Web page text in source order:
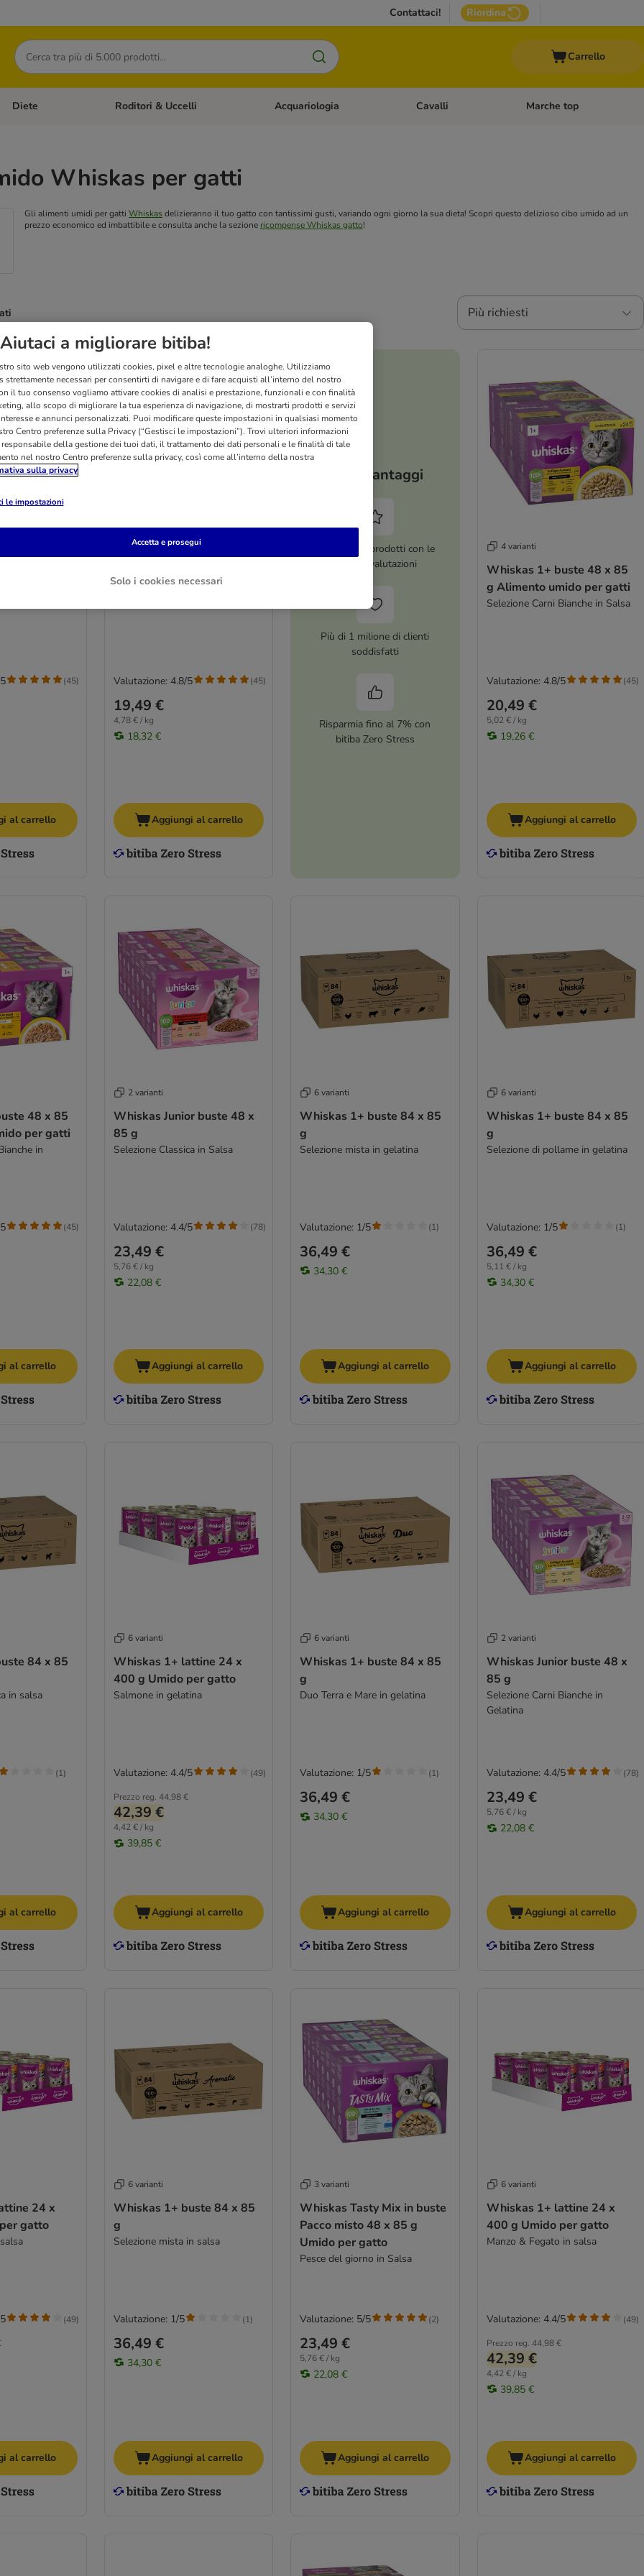
Contattaci! Riordina
Cerca
Carrello
Apri Menù Categoria: Cani
Diete Apri Menù Categoria: Diete
Roditori & Uccelli Apri Menù Categoria: Roditori & Uccelli
Acquariologia Apri Menù Categoria: Acquariologia
Cavalli Apri Menù Categoria: Cavalli
Marche top
Whiskas per gatti
Gli alimenti umidi per gatti Whiskas delizieranno il tuo gatto con tantissimi gusti, variando ogni giorno la sua dieta! Scopri questo delizioso cibo umido ad un
prezzo economico ed imbattibile e consulta anche la sezione ricompense Whiskas gatto!
Più richiesti
48 x 85
per gatti
Gelatina
(45)
al carrello
4 varianti
g Alimento umido per gatti
19,49 €
4,78 € / kg
18,32 €
Valutazione: 4.8/5 (45)
Aggiungi al carrello
I tuoi vantaggi
Oltre 8.000 prodotti con le
migliori valutazioni
Più di 1 milione di clienti
soddisfatti
Risparmia fino al 7% con
bitiba Zero Stress
4 varianti
Whiskas 1+ buste 48 x 85
g Alimento umido per gatti
Selezione Carni Bianche in Salsa
20,49 €
5,02 € / kg
19,26 €
Valutazione: 4.8/5 (45)
Aggiungi al carrello
48 x 85
per gatti
in
(45)
al carrello
2 varianti
Whiskas Junior buste 48 x
85 g
Selezione Classica in Salsa
23,49 €
5,76 € / kg
22,08 €
Valutazione: 4.4/5 (78)
Aggiungi al carrello
6 varianti
Whiskas 1+ buste 84 x 85
g
Selezione mista in gelatina
36,49 €
34,30 €
Valutazione: 1/5 (1)
Aggiungi al carrello
6 varianti
Whiskas 1+ buste 84 x 85
g
Selezione di pollame in gelatina
36,49 €
5,11 € / kg
34,30 €
Valutazione: 1/5 (1)
Aggiungi al carrello
84 x 85
in salsa
(1)
al carrello
6 varianti
Whiskas 1+ lattine 24 x
400 g Umido per gatto
Salmone in gelatina
Prezzo reg. 44,98 €
42,39 €
4,42 € / kg
39,85 €
Valutazione: 4.4/5 (49)
Aggiungi al carrello
6 varianti
Whiskas 1+ buste 84 x 85
g
Duo Terra e Mare in gelatina
36,49 €
34,30 €
Valutazione: 1/5 (1)
Aggiungi al carrello
2 varianti
Whiskas Junior buste 48 x
85 g
Selezione Carni Bianche in
Gelatina
23,49 €
5,76 € / kg
22,08 €
Valutazione: 4.4/5 (78)
Aggiungi al carrello
24 x
gatto
(49)
al carrello
6 varianti
Whiskas 1+ buste 84 x 85
g
Selezione mista in salsa
36,49 €
34,30 €
Valutazione: 1/5 (1)
Aggiungi al carrello
3 varianti
Whiskas Tasty Mix in buste
Pacco misto 48 x 85 g
Umido per gatto
Pesce del giorno in Salsa
23,49 €
5,76 € / kg
22,08 €
Valutazione: 5/5 (2)
Aggiungi al carrello
6 varianti
Whiskas 1+ lattine 24 x
400 g Umido per gatto
Manzo & Fegato in salsa
Prezzo reg. 44,98 €
42,39 €
4,42 € / kg
39,85 €
Valutazione: 4.4/5 (49)
Aggiungi al carrello
Aiutaci a migliorare bitiba!
sito web vengono utilizzati cookies, pixel e altre tecnologie analoghe. Utilizziamo
strettamente necessari per consentirti di navigare e di fare acquisti all’interno del nostro
il tuo consenso vogliamo attivare cookies di analisi e prestazione, funzionali e con finalità
allo scopo di migliorare la tua esperienza di navigazione, di mostrarti prodotti e servizi
e annunci personalizzati. Puoi modificare queste impostazioni in qualsiasi momento
Centro preferenze sulla Privacy (“Gestisci le impostazioni”). Trovi ulteriori informazioni
della gestione dei tuoi dati, il trattamento dei dati personali e le finalità di tale
nel nostro Centro preferenze sulla privacy, così come all’interno della nostra
sulla privacy
le impostazioni
Solo i cookies necessari
Accetta e prosegui